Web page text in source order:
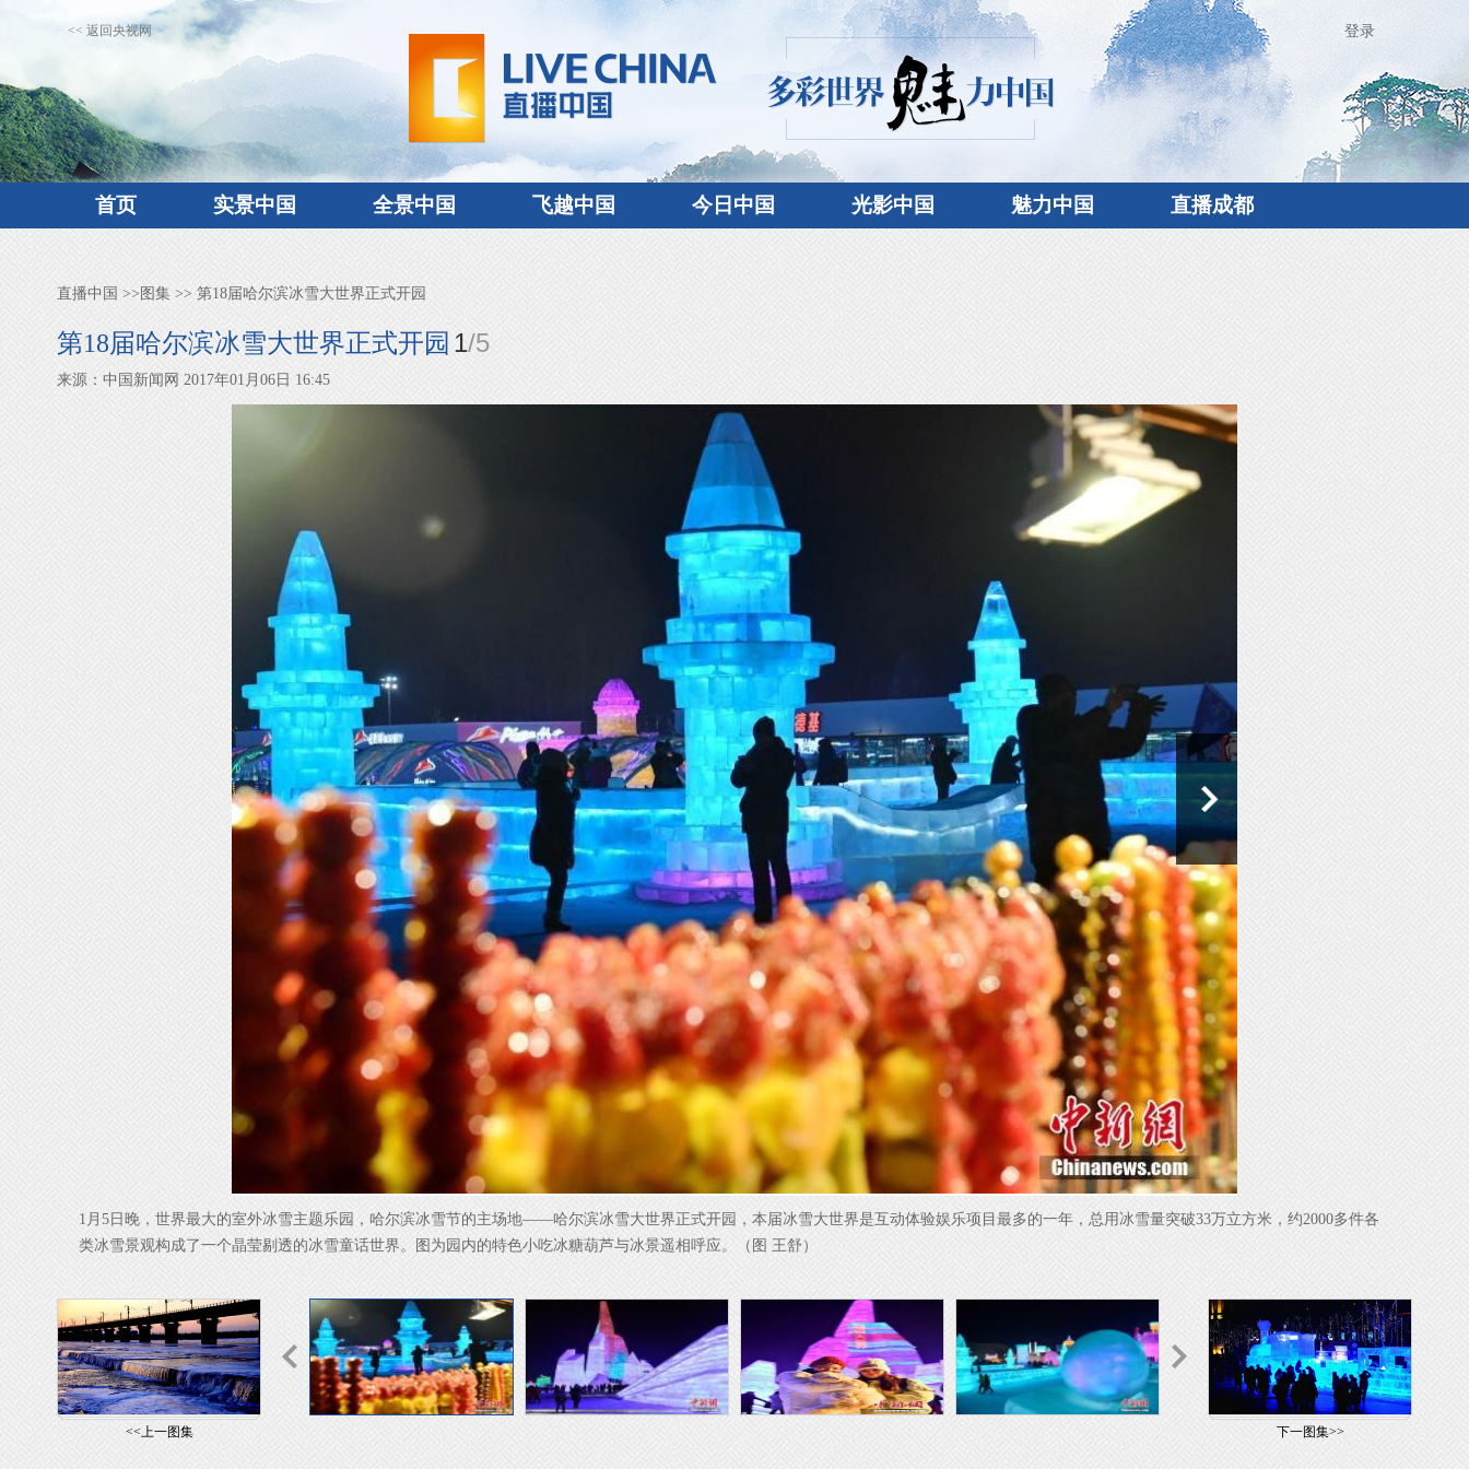
<< 返回央视网 登录
首页 实景中国 全景中国 飞越中国 今日中国 光影中国 魅力中国 直播成都
直播中国 >> 图集 >> 第18届哈尔滨冰雪大世界正式开园
第18届哈尔滨冰雪大世界正式开园 1/5
来源：中国新闻网 2017年01月06日 16:45
1月5日晚，世界最大的室外冰雪主题乐园，哈尔滨冰雪节的主场地——哈尔滨冰雪大世界正式开园，本届冰雪大世界是互动体验娱乐项目最多的一年，总用冰雪量突破33万立方米，约2000多件各
类冰雪景观构成了一个晶莹剔透的冰雪童话世界。图为园内的特色小吃冰糖葫芦与冰景遥相呼应。（图 王舒）
<<上一图集 下一图集>>